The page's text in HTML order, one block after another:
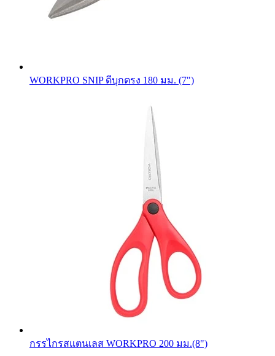
WORKPRO SNIP ดีบุกตรง 180 มม. (7")
กรรไกรสแตนเลส WORKPRO 200 มม.(8")